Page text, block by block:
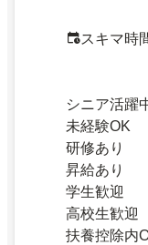
スキマ時
シニア活躍
未経験OK
研修あり
昇給あり
学生歓迎
高校生歓迎
扶養控除内